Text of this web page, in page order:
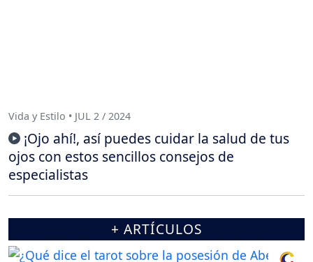
Vida y Estilo • JUL 2 / 2024
¡Ojo ahí!, así puedes cuidar la salud de tus
ojos con estos sencillos consejos de
especialistas
+ ARTÍCULOS